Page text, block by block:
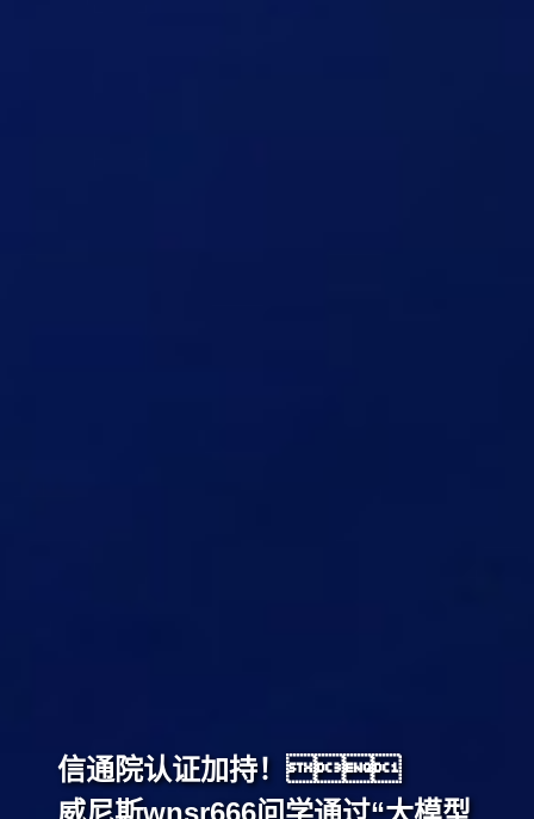
信通院认证加持！
威尼斯wnsr666问学通过“大模型